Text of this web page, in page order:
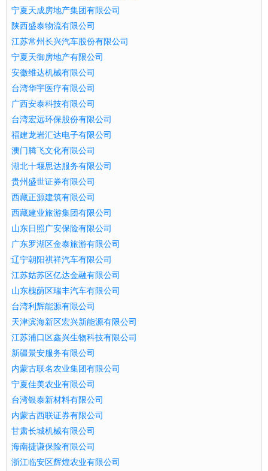
宁夏天成房地产集团有限公司
陕西盛泰物流有限公司
江苏常州长兴汽车股份有限公司
宁夏天御房地产有限公司
安徽维达机械有限公司
台湾华宇医疗有限公司
广西安泰科技有限公司
台湾宏远环保股份有限公司
福建龙岩汇达电子有限公司
澳门腾飞文化有限公司
湖北十堰思达服务有限公司
贵州盛世证券有限公司
西藏正源建筑有限公司
西藏建业旅游集团有限公司
山东日照广安保险有限公司
广东罗湖区金泰旅游有限公司
辽宁朝阳祺祥汽车有限公司
江苏姑苏区亿达金融有限公司
山东槐荫区瑞丰汽车有限公司
台湾利辉能源有限公司
天津滨海新区宏兴新能源有限公司
江苏浦口区鑫兴生物科技有限公司
新疆景安服务有限公司
内蒙古联名农业集团有限公司
宁夏佳美农业有限公司
台湾银泰新材料有限公司
内蒙古西联证券有限公司
甘肃长城机械有限公司
海南捷谦保险有限公司
浙江临安区辉煌农业有限公司